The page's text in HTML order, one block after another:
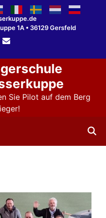
1A • 36129 Gersfeld
Sie Pilot auf dem Berg